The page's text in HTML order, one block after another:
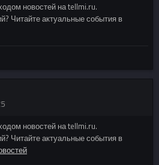
новостей на tellmi.ru.
Читайте актуальные события в
новостей на tellmi.ru.
Читайте актуальные события в